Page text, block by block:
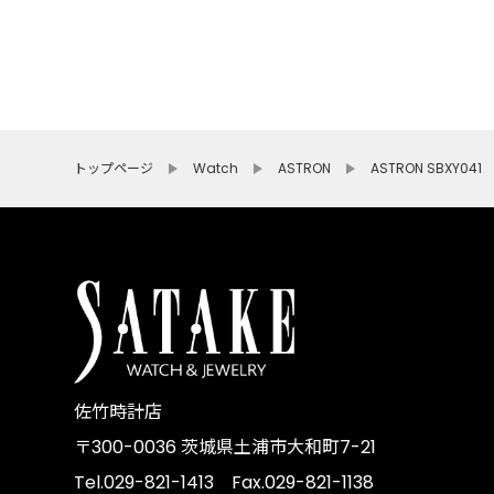
トップページ Watch ASTRON ASTRON SBXY041
佐竹時計店
〒300-0036 茨城県土浦市大和町7-21
Tel.029-821-1413 Fax.029-821-1138